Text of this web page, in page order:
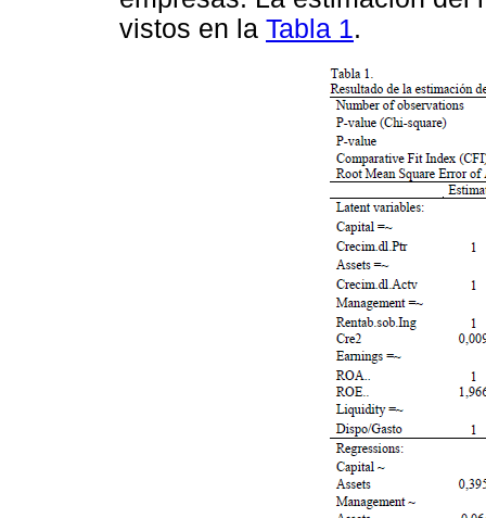
vistos en la Tabla 1.